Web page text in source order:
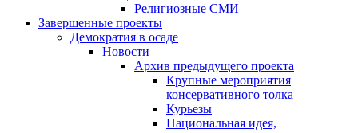
Религиозные СМИ
Завершенные проекты
Демократия в осаде
Новости
Архив предыдущего проекта
Крупные мероприятия
консервативного толка
Курьезы
Национальная идея,